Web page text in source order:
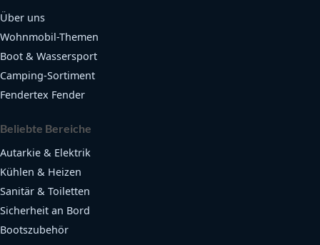
Über uns
Wohnmobil-Themen
Boot & Wassersport
Camping-Sortiment
Fendertex Fender
Beliebte Bereiche
Autarkie & Elektrik
Kühlen & Heizen
Sanitär & Toiletten
Sicherheit an Bord
Bootszubehör